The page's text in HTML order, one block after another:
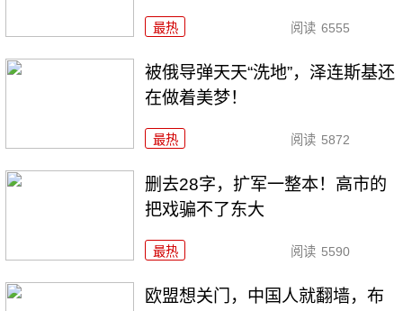
最热 阅读 6555
被俄导弹天天“洗地”，泽连斯基还
在做着美梦！
最热 阅读 5872
删去28字，扩军一整本！高市的
把戏骗不了东大
最热 阅读 5590
欧盟想关门，中国人就翻墙，布